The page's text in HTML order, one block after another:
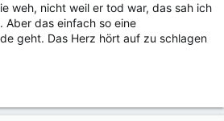
weh, nicht weil er tod war, das sah ich
Aber das einfach so eine
geht. Das Herz hört auf zu schlagen